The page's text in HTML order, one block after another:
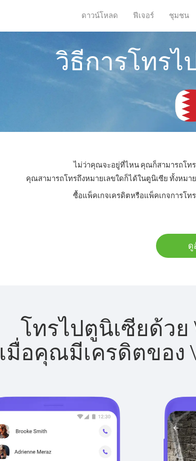
ดาวน์โหลด ฟีเจอร์ ชุมชน
วิธีการโทรไ
ไม่ว่าคุณจะอยู่ที่ไหน คุณก็สามารถโท
คุณสามารถโทรถึงหมายเลขใดก็ได้ในตูนิเซีย ทั้งหม
ซื้อแพ็คเกจเครดิตหรือแพ็คเกจการโ
ดู
โทรไปตูนิเซียด้วย
เมื่อคุณมีเครดิตของ